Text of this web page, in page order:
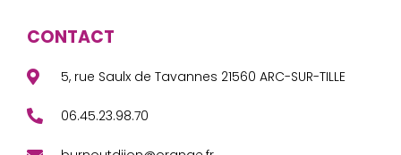
CONTACT
5, rue Saulx de Tavannes 21560 ARC-SUR-TILLE
06.45.23.98.70